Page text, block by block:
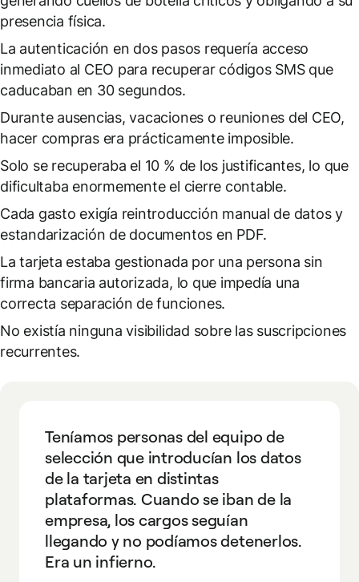
presencia física.
La autenticación en dos pasos requería acceso
inmediato al CEO para recuperar códigos SMS que
caducaban en 30 segundos.
Durante ausencias, vacaciones o reuniones del CEO,
hacer compras era prácticamente imposible.
Solo se recuperaba el 10 % de los justificantes, lo que
dificultaba enormemente el cierre contable.
Cada gasto exigía reintroducción manual de datos y
estandarización de documentos en PDF.
La tarjeta estaba gestionada por una persona sin
firma bancaria autorizada, lo que impedía una
correcta separación de funciones.
No existía ninguna visibilidad sobre las suscripciones
recurrentes.
Teníamos personas del equipo de
selección que introducían los datos
de la tarjeta en distintas
plataformas. Cuando se iban de la
empresa, los cargos seguían
llegando y no podíamos detenerlos.
Era un infierno.